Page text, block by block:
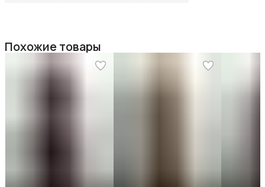
Похожие товары